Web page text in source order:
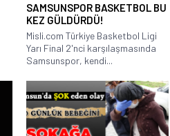
SAMSUNSPOR BASKETBOL BU
KEZ GÜLDÜRDÜ!
Misli.com Türkiye Basketbol Ligi
Yarı Final 2'nci karşılaşmasında
Samsunspor, kendi...